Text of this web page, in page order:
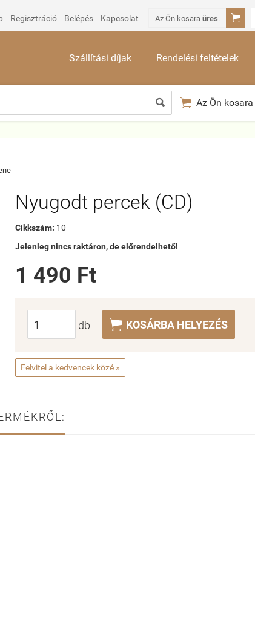
Regisztráció Belépés Kapcsolat Az Ön kosara üres. 
Szállítási díjak Rendelési feltételek
  Az Ön kosara
Nyugodt percek (CD)
Cikkszám: 10
Jelenleg nincs raktáron, de előrendelhető!
1 490 Ft
db  KOSÁRBA HELYEZÉS
Felvitel a kedvencek közé »